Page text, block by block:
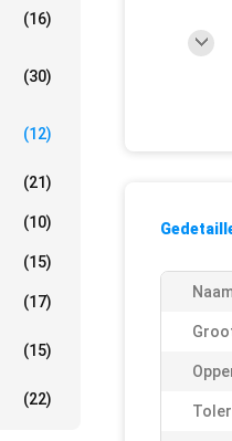
(16)
(30)
(12)
(21)
(10)
(15)
(17)
(15)
(22)